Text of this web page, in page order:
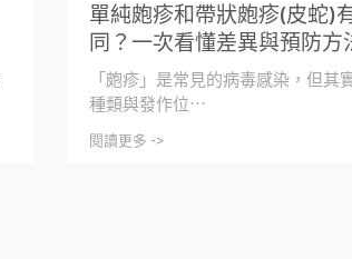
單純皰疹和帶狀皰疹(皮蛇)
同？一次看懂差異與預防方
「皰疹」是常見的病毒感染，但其
種類與發作位⋯
閱讀更多 ->